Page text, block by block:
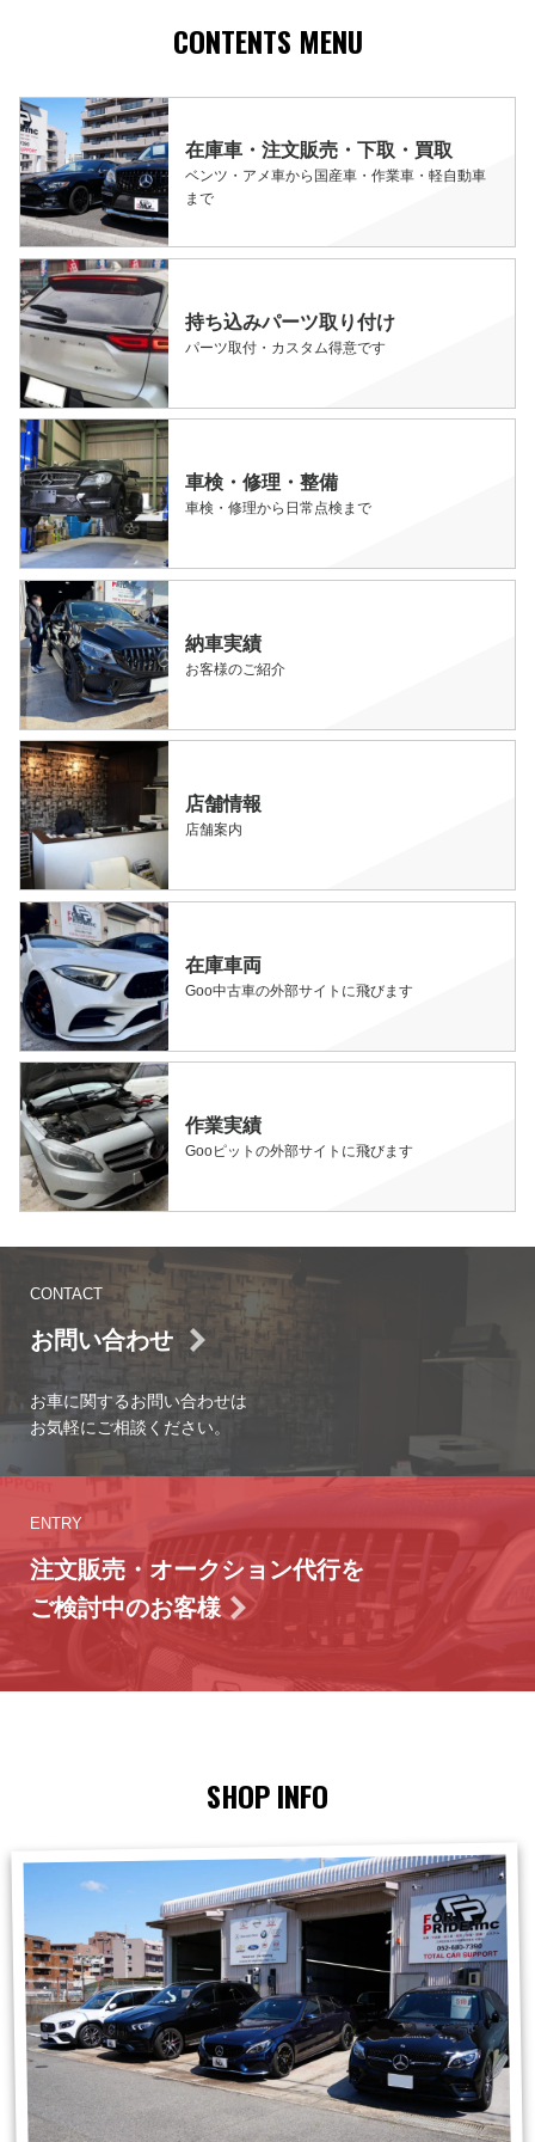
CONTENTS MENU
在庫車・注文販売・下取・買取
ベンツ・アメ車から国産車・作業車・軽自動車
まで
持ち込みパーツ取り付け
パーツ取付・カスタム得意です
車検・修理・整備
車検・修理から日常点検まで
納車実績
お客様のご紹介
店舗情報
店舗案内
在庫車両
Goo中古車の外部サイトに飛びます
作業実績
Gooピットの外部サイトに飛びます
CONTACT
お問い合わせ
お車に関するお問い合わせは
お気軽にご相談ください。
ENTRY
注文販売・オークション代行を
ご検討中のお客様
SHOP INFO